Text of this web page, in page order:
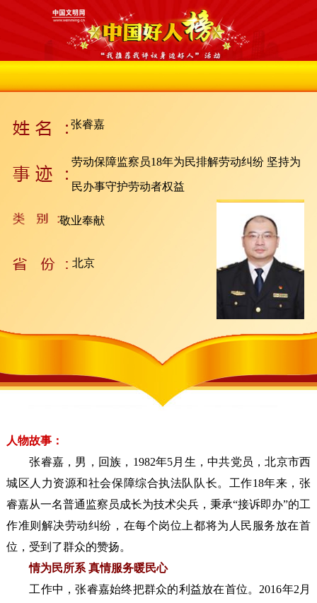
张睿嘉
劳动保障监察员18年为民排解劳动纠纷 坚持为
民办事守护劳动者权益
敬业奉献
北京
人物故事：
张睿嘉，男，回族，1982年5月生，中共党员，北京市西
城区人力资源和社会保障综合执法队队长。工作18年来，张
睿嘉从一名普通监察员成长为技术尖兵，秉承“接诉即办”的工
作准则解决劳动纠纷，在每个岗位上都将为人民服务放在首
位，受到了群众的赞扬。
情为民所系 真情服务暖民心
工作中，张睿嘉始终把群众的利益放在首位。2016年2月